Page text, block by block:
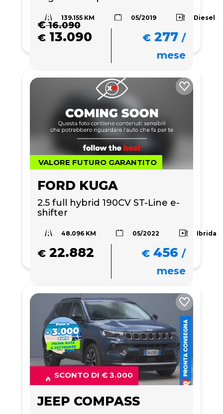
139.155 KM 05/2019 Diesel
€16.090
€ 13.090 € 277 /
mese
VALORE FUTURO GARANTITO
FORD KUGA
2.5 full hybrid 190CV ST-Line e-
shifter
48.096 KM 05/2022 Ibrida
€ 22.882 € 456 /
mese
SCONTO DI € 3.000
JEEP COMPASS